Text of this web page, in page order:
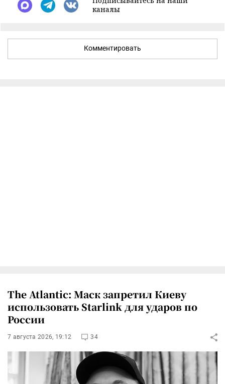
каналы
Комментировать
The Atlantic: Маск запретил Киеву
использовать Starlink для ударов по
России
7 августа 2026, 19:12 34